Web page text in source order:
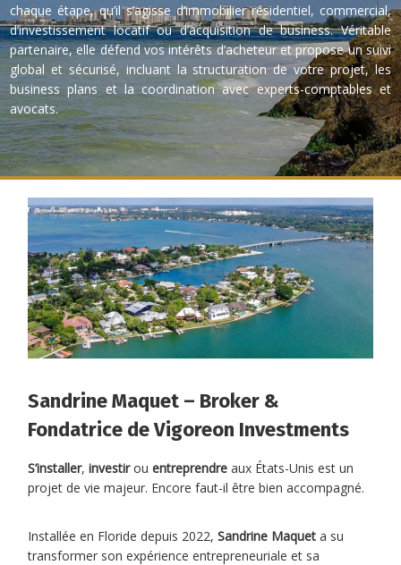
chaque étape, qu’il s’agisse d’immobilier résidentiel, commercial,
d’investissement locatif ou d’acquisition de business. Véritable
partenaire, elle défend vos intérêts d’acheteur et propose un suivi
global et sécurisé, incluant la structuration de votre projet, les
business plans et la coordination avec experts-comptables et
avocats.
Sandrine Maquet – Broker &
Fondatrice de Vigoreon Investments
S’installer,investirouentreprendre aux États-Unis est un
projet de vie majeur. Encore faut-il être bien accompagné.
Installée en Floride depuis 2022,Sandrine Maquet a su
transformer son expérience entrepreneuriale et sa